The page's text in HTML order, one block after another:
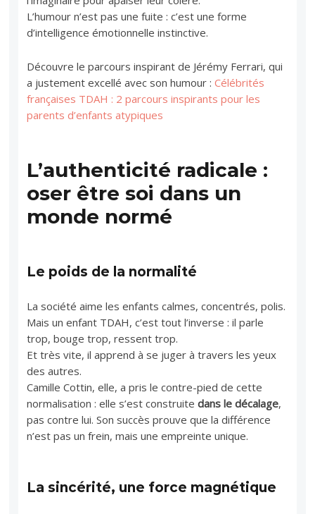
L’humour n’est pas une fuite : c’est une forme
d’intelligence émotionnelle instinctive.
Découvre le parcours inspirant de Jérémy Ferrari, qui
a justement excellé avec son humour :Célébrités
françaises TDAH : 2 parcours inspirants pour les
parents d’enfants atypiques
L’authenticité radicale :
oser être soi dans un
monde normé
Le poids de la normalité
La société aime les enfants calmes, concentrés, polis.
Mais un enfant TDAH, c’est tout l’inverse : il parle
trop, bouge trop, ressent trop.
Et très vite, il apprend à se juger à travers les yeux
des autres.
Camille Cottin, elle, a pris le contre-pied de cette
normalisation : elle s’est construitedans le décalage,
pas contre lui. Son succès prouve que la différence
n’est pas un frein, mais une empreinte unique.
La sincérité, une force magnétique